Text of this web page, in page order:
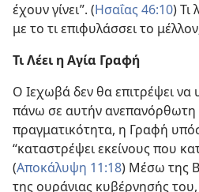
έχουν γίνει”. (Ησαΐας 46:10) Τι
με το τι επιφυλάσσει το
Τι Λέει η Αγία Γραφή
Ο Ιεχωβά δεν θα επιτρέψει να
πάνω σε αυτήν ανεπανόρθωτη
πραγματικότητα, η Γραφή
“καταστρέψει εκείνους που
(Αποκάλυψη 11:18) Μέσω της
της ουράνιας κυβέρνησής